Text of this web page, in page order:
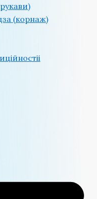
(корнаж)